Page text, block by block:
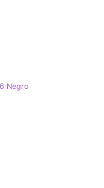
Negro